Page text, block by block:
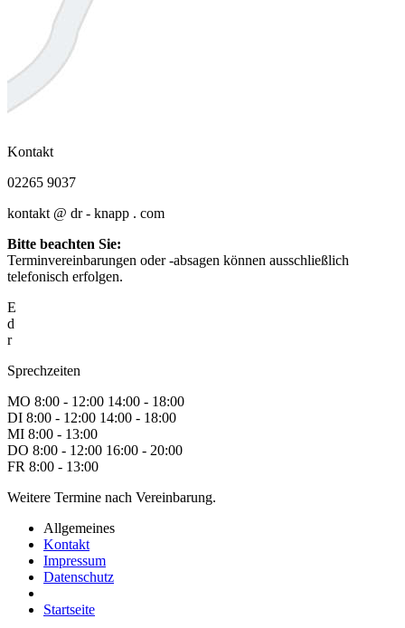
Kontakt
02265 9037
kontakt @ dr - knapp . com
Bitte beachten Sie:
Terminvereinbarungen oder -absagen können ausschließlich
telefonisch erfolgen.
E
d
r
Sprechzeiten
MO 8:00 - 12:00 14:00 - 18:00
DI 8:00 - 12:00 14:00 - 18:00
MI 8:00 - 13:00
DO 8:00 - 12:00 16:00 - 20:00
FR 8:00 - 13:00
Weitere Termine nach Vereinbarung.
Allgemeines
Kontakt
Impressum
Datenschutz
Startseite